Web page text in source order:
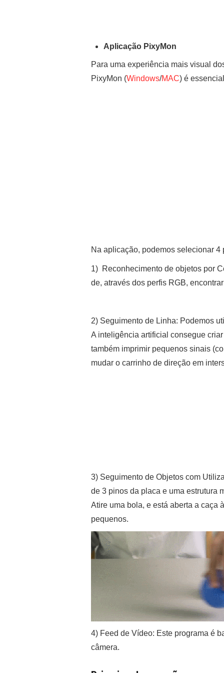
Aplicação PixyMon
Para uma experiência mais visual
PixyMon (Windows/MAC) é
Na aplicação, podemos selecionar 4
1) Reconhecimento de objetos por
de, através dos perfis RGB,
2) Seguimento de Linha: Podemos
A inteligência artificial consegue
também imprimir pequenos sinais
mudar o carrinho de direção em
3) Seguimento de Objetos com
de 3 pinos da placa e uma estrutura
Atire uma bola, e está aberta a caça
pequenos.
4) Feed de Vídeo: Este programa é
câmera.